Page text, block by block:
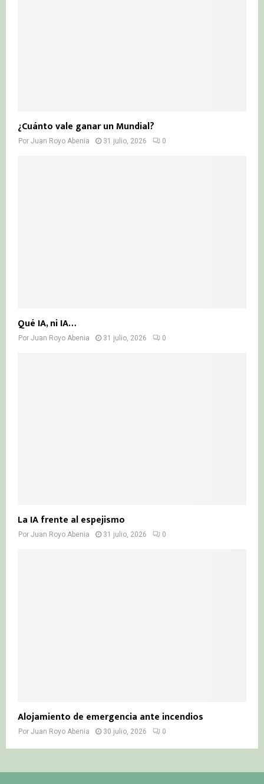
¿Cuánto vale ganar un Mundial?
Por Juan Royo Abenia 31 julio, 2026 0
Qué IA, ni IA…
Por Juan Royo Abenia 31 julio, 2026 0
La IA frente al espejismo
Por Juan Royo Abenia 31 julio, 2026 0
Alojamiento de emergencia ante incendios
Por Juan Royo Abenia 30 julio, 2026 0